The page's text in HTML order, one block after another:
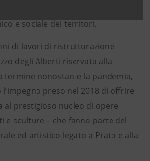
e sociale dei territori.
di lavori di ristrutturazione
degli Alberti riservata alla
termine nonostante la pandemia,
preso nel 2018 di offrire
al prestigioso nucleo di opere
e sculture – che fanno parte del
ed artistico legato a Prato e alla